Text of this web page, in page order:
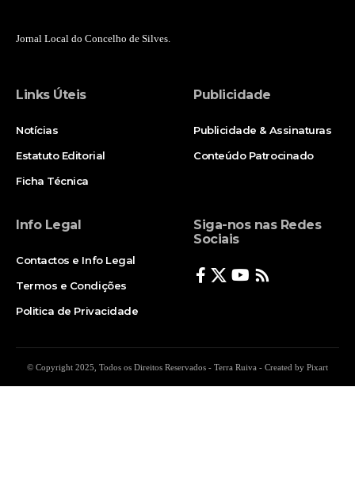
Jornal Local do Concelho de Silves.
Links Úteis
Notícias
Estatuto Editorial
Ficha Técnica
Publicidade
Publicidade & Assinaturas
Conteúdo Patrocinado
Info Legal
Contactos e Info Legal
Termos e Condições
Politica de Privacidade
Siga-nos nas Redes
Sociais
© Copyright 2025, Todos os Direitos Reservados - Terra Ruiva - Created by Pixart